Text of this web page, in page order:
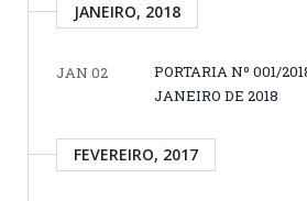
JANEIRO, 2018
JAN 02
PORTARIA Nº 001/
JANEIRO DE 2018
FEVEREIRO, 2017